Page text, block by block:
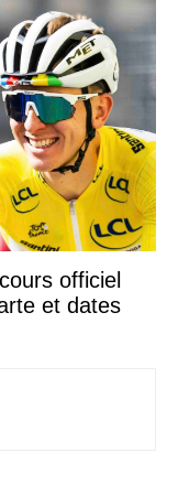
officiel
et dates